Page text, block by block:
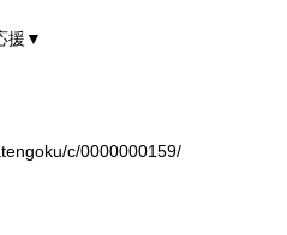
援▼
c/0000000159/